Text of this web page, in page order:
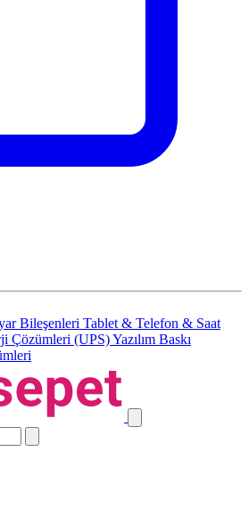
Bileşenleri Tablet & Telefon & Saat
Çözümleri (UPS)Yazılım Baskı